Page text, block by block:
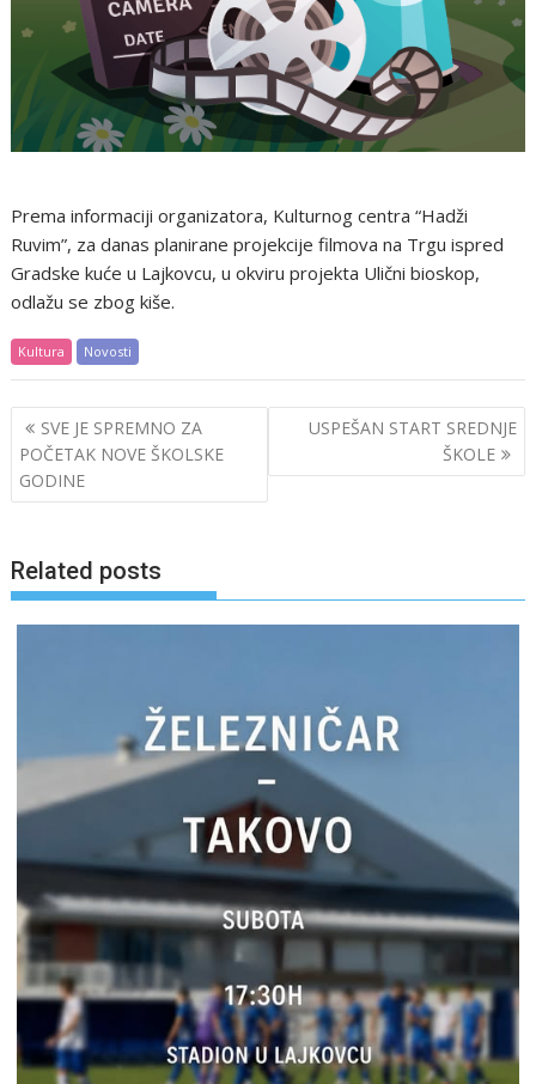
Prema informaciji organizatora, Kulturnog centra “Hadži
Ruvim”, za danas planirane projekcije filmova na Trgu ispred
Gradske kuće u Lajkovcu, u okviru projekta Ulični bioskop,
odlažu se zbog kiše.
Kultura Novosti
Post
navigation
SVE JE SPREMNO ZA
POČETAK NOVE ŠKOLSKE
GODINE
USPEŠAN START SREDNJE
ŠKOLE
Related posts